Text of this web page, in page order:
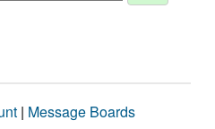
| Message Boards